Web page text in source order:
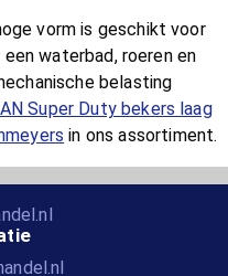
vorm is geschikt voor
waterbad, roeren en
belasting
Super Duty bekers laag
in ons assortiment.